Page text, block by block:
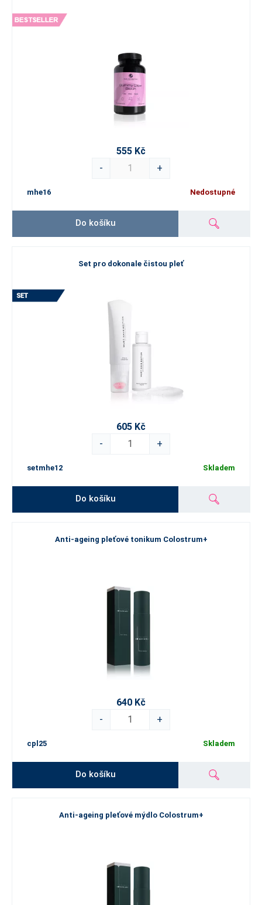
555 Kč
-
+
mhe16 Nedostupné
Do košíku
Set pro dokonale čistou pleť
605 Kč
-
+
setmhe12 Skladem
Do košíku
Anti-ageing pleťové tonikum Colostrum+
640 Kč
-
+
cpl25 Skladem
Do košíku
Anti-ageing pleťové mýdlo Colostrum+